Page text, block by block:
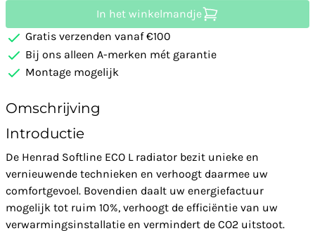
In het winkelmandje
Gratis verzenden vanaf €100
Bij ons alleen A-merken mét garantie
Montage mogelijk
Omschrijving
Introductie
De Henrad Softline ECO L radiator bezit unieke en
vernieuwende technieken en verhoogt daarmee uw
comfortgevoel. Bovendien daalt uw energiefactuur
mogelijk tot ruim 10%, verhoogt de efficiëntie van uw
verwarmingsinstallatie en vermindert de CO2 uitstoot.